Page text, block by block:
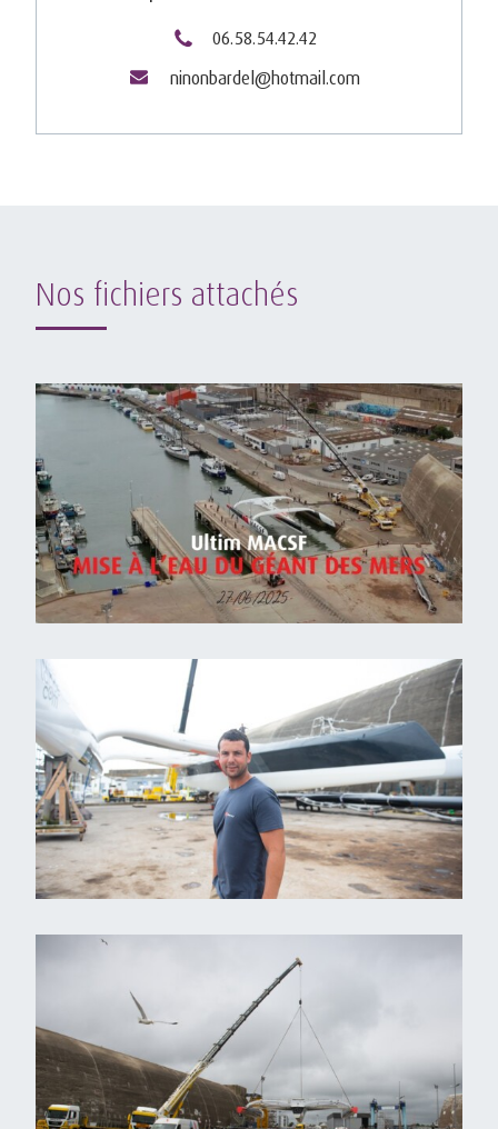
06.58.54.42.42
ninonbardel@hotmail.com
Nos fichiers attachés